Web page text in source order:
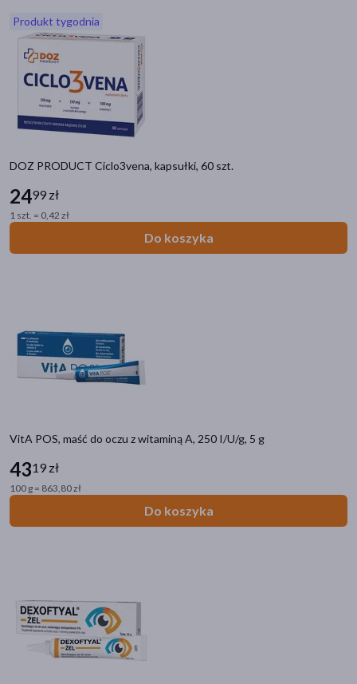
Hit
Produkt tygodnia
DOZ PRODUCT Ciclo3vena, kapsułki, 60 szt.
2499 zł
1 szt. = 0,42 zł
Do koszyka
VitA POS, maść do oczu z witaminą A, 250 I/U/g, 5 g
4319 zł
100 g = 863,80 zł
Do koszyka